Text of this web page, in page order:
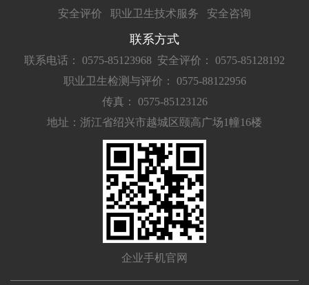
安全评价 职业卫生技术服务 安全咨询
联系方式
联系电话： 0575-85123968 安全评价： 0575-85128192
职业卫生检测与评价： 0575-88122956
传真： 0575-85123126
地址：浙江省绍兴市越城区颐高广场1幢16楼
企业手机官网